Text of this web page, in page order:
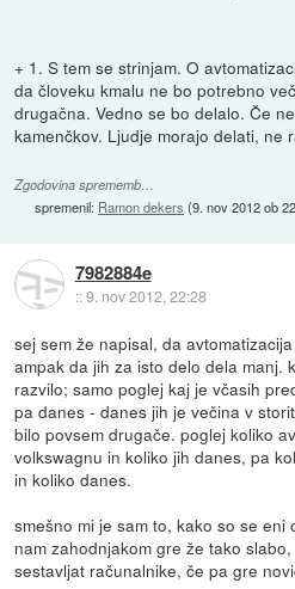
+ 1. S tem se strinjam. O
da človeku kmalu ne bo potrebno
drugačna. Vedno se bo delalo. Če
kamenčkov. Ljudje morajo delati, ne
Zgodovina sprememb…
spremenil: Ramon dekers (9. nov 2012 ob
7982884e
::9. nov 2012, 22:28
sej sem že napisal, da
ampak da jih za isto delo dela manj.
razvilo; samo poglej kaj je včasih
pa danes - danes jih je večina v
bilo povsem drugače. poglej koliko
volkswagnu in koliko jih danes, pa
in koliko danes.
smešno mi je sam to, kako so se
nam zahodnjakom gre že tako
sestavljat računalnike, če pa gre